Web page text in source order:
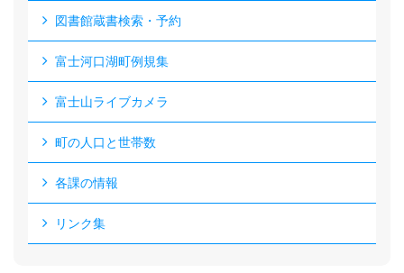
図書館蔵書検索・予約
富士河口湖町例規集
富士山ライブカメラ
町の人口と世帯数
各課の情報
リンク集